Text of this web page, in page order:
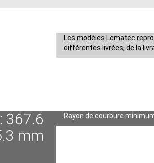
Les modèles Lematec
différentes livrées, de la
367.6
mm
Rayon de courbure